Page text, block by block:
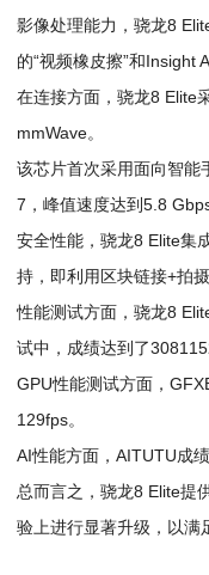
影像处理能力，骁龙8
的“视频橡皮擦”和Insight
在连接方面，骁龙8 Elite
mmWave。
该芯片首次采用面向智能
7，峰值速度达到5.8
安全性能，骁龙8 Elite集
持，即利用区块链接+拍
性能测试方面，骁龙8
试中，成绩达到了
GPU性能测试方面，
129fps。
AI性能方面，AITUTU成
总而言之，骁龙8 Elite提
验上进行显著升级，以满